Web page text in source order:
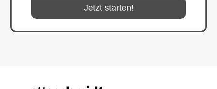
Jetzt starten!